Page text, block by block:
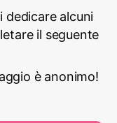
dedicare alcuni
il seguente
è anonimo!